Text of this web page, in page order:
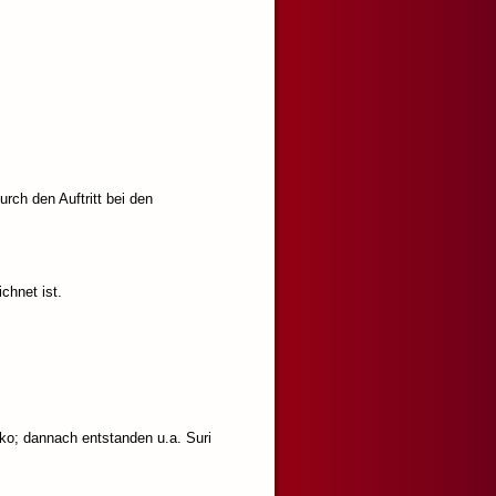
den Auftritt bei den
ist.
dannach entstanden u.a. Suri